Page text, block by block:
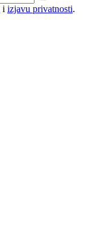
i izjavu privatnosti.